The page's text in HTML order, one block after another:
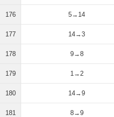
176 5→14
177 14→3
178 9→8
179 1→2
180 14→9
181 8→9